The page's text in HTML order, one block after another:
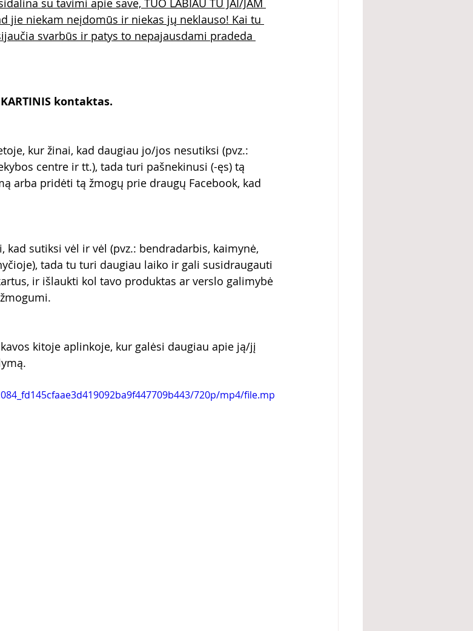
su tavimi apie save, TUO LABIAU TU JAI/JAM
jie niekam neįdomūs ir niekas jų neklauso! Kai tu
svarbūs ir patys to nepajausdami pradeda
kontaktas.
kur žinai, kad daugiau jo/jos nesutiksi (pvz.:
centre ir tt.), tada turi pašnekinusi (-ęs) tą
arba pridėti tą žmogų prie draugų Facebook, kad
kad sutiksi vėl ir vėl (pvz.: bendradarbis, kaimynė,
tada tu turi daugiau laiko ir gali susidraugauti
ir išlaukti kol tavo produktas ar verslo galimybė
kitoje aplinkoje, kur galėsi daugiau apie ją/jį
720p/mp4/file.mp